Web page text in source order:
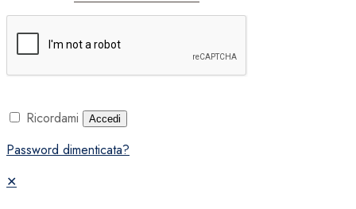
Ricordami Accedi
Password dimenticata?
✕